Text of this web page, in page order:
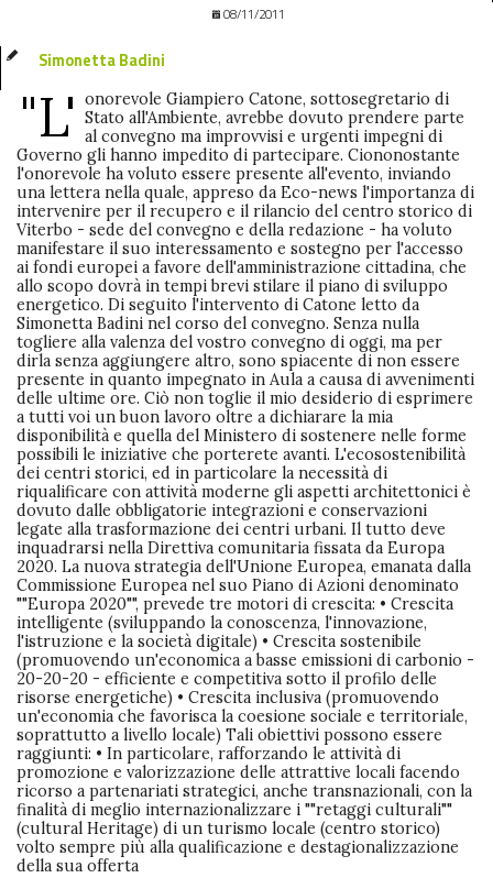
08/11/2011
Simonetta Badini
"L'
onorevole Giampiero Catone, sottosegretario di
Stato all'Ambiente, avrebbe dovuto prendere parte
al convegno ma improvvisi e urgenti impegni di
Governo gli hanno impedito di partecipare. Ciononostante
l'onorevole ha voluto essere presente all'evento, inviando
una lettera nella quale, appreso da Eco-news l'importanza di
intervenire per il recupero e il rilancio del centro storico di
Viterbo - sede del convegno e della redazione - ha voluto
manifestare il suo interessamento e sostegno per l'accesso
ai fondi europei a favore dell'amministrazione cittadina, che
allo scopo dovrà in tempi brevi stilare il piano di sviluppo
energetico. Di seguito l'intervento di Catone letto da
Simonetta Badini nel corso del convegno. Senza nulla
togliere alla valenza del vostro convegno di oggi, ma per
dirla senza aggiungere altro, sono spiacente di non essere
presente in quanto impegnato in Aula a causa di avvenimenti
delle ultime ore. Ciò non toglie il mio desiderio di esprimere
a tutti voi un buon lavoro oltre a dichiarare la mia
disponibilità e quella del Ministero di sostenere nelle forme
possibili le iniziative che porterete avanti. L'ecosostenibilità
dei centri storici, ed in particolare la necessità di
riqualificare con attività moderne gli aspetti architettonici è
dovuto dalle obbligatorie integrazioni e conservazioni
legate alla trasformazione dei centri urbani. Il tutto deve
inquadrarsi nella Direttiva comunitaria fissata da Europa
2020. La nuova strategia dell'Unione Europea, emanata dalla
Commissione Europea nel suo Piano di Azioni denominato
""Europa 2020"", prevede tre motori di crescita: • Crescita
intelligente (sviluppando la conoscenza, l'innovazione,
l'istruzione e la società digitale) • Crescita sostenibile
(promuovendo un'economica a basse emissioni di carbonio -
20-20-20 - efficiente e competitiva sotto il profilo delle
risorse energetiche) • Crescita inclusiva (promuovendo
un'economia che favorisca la coesione sociale e territoriale,
soprattutto a livello locale) Tali obiettivi possono essere
raggiunti: • In particolare, rafforzando le attività di
promozione e valorizzazione delle attrattive locali facendo
ricorso a partenariati strategici, anche transnazionali, con la
finalità di meglio internazionalizzare i ""retaggi culturali""
(cultural Heritage) di un turismo locale (centro storico)
volto sempre più alla qualificazione e destagionalizzazione
della sua offerta